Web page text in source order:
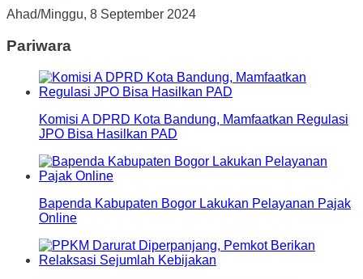
Ahad/Minggu, 8 September 2024
Pariwara
Komisi A DPRD Kota Bandung, Mamfaatkan Regulasi
JPO Bisa Hasilkan PAD
Bapenda Kabupaten Bogor Lakukan Pelayanan Pajak
Online